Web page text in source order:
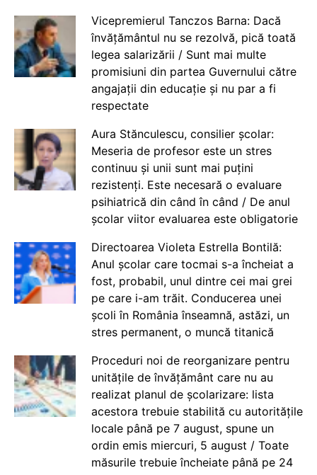
Vicepremierul Tanczos Barna: Dacă
învățământul nu se rezolvă, pică toată
legea salarizării / Sunt mai multe
promisiuni din partea Guvernului către
angajații din educație și nu par a fi
respectate
Aura Stănculescu, consilier școlar:
Meseria de profesor este un stres
continuu și unii sunt mai puțini
rezistenți. Este necesară o evaluare
psihiatrică din când în când / De anul
școlar viitor evaluarea este obligatorie
Directoarea Violeta Estrella Bontilă:
Anul școlar care tocmai s-a încheiat a
fost, probabil, unul dintre cei mai grei
pe care i-am trăit. Conducerea unei
școli în România înseamnă, astăzi, un
stres permanent, o muncă titanică
Proceduri noi de reorganizare pentru
unitățile de învățământ care nu au
realizat planul de școlarizare: lista
acestora trebuie stabilită cu autoritățile
locale până pe 7 august, spune un
ordin emis miercuri, 5 august / Toate
măsurile trebuie încheiate până pe 24